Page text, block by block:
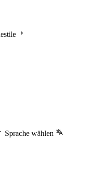
Sprache wählen